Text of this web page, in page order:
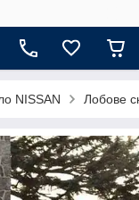
NISSAN Лобове